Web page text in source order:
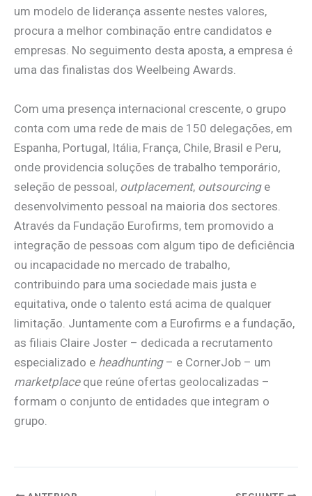
um modelo de liderança assente nestes valores,
procura a melhor combinação entre candidatos e
empresas. No seguimento desta aposta, a empresa é
uma das finalistas dos Weelbeing Awards.
Com uma presença internacional crescente, o grupo
conta com uma rede de mais de 150 delegações, em
Espanha, Portugal, Itália, França, Chile, Brasil e Peru,
onde providencia soluções de trabalho temporário,
seleção de pessoal, outplacement, outsourcinge
desenvolvimento pessoal na maioria dos sectores.
Através da Fundação Eurofirms, tem promovido a
integração de pessoas com algum tipo de deficiência
ou incapacidade no mercado de trabalho,
contribuindo para uma sociedade mais justa e
equitativa, onde o talento está acima de qualquer
limitação. Juntamente com a Eurofirms e a fundação,
as filiais Claire Joster – dedicada a recrutamento
especializado e headhunting– e CornerJob – um
marketplaceque reúne ofertas geolocalizadas –
formam o conjunto de entidades que integram o
grupo.